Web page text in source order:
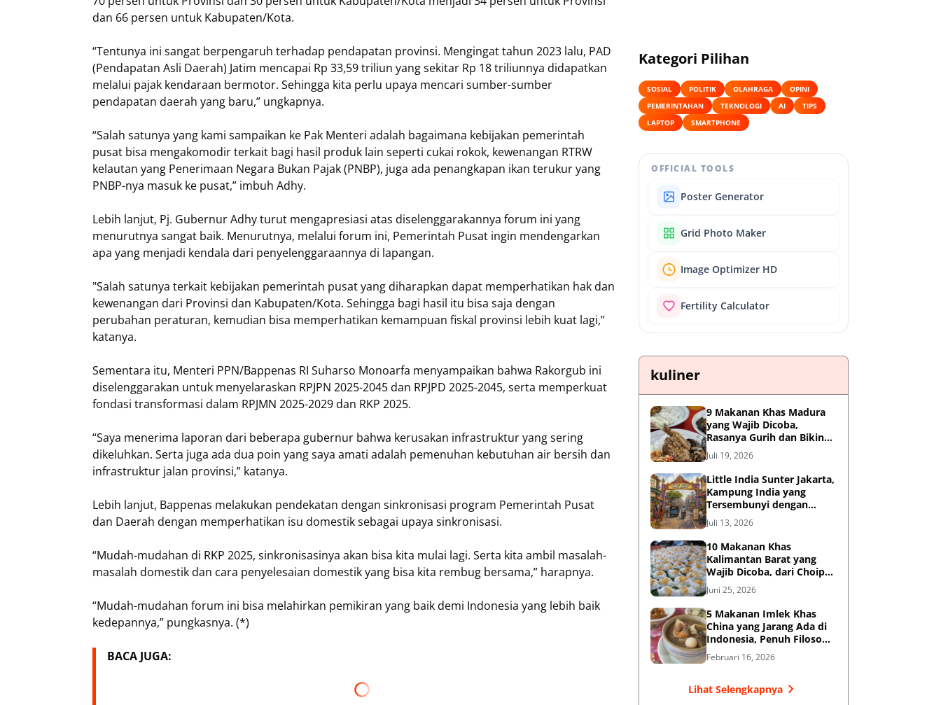
dan 66 persen untuk Kabupaten/Kota.
“Tentunya ini sangat berpengaruh terhadap pendapatan provinsi. Mengingat tahun 2023 lalu, PAD
(Pendapatan Asli Daerah) Jatim mencapai Rp 33,59 triliun yang sekitar Rp 18 triliunnya didapatkan
melalui pajak kendaraan bermotor. Sehingga kita perlu upaya mencari sumber-sumber
pendapatan daerah yang baru,” ungkapnya.
“Salah satunya yang kami sampaikan ke Pak Menteri adalah bagaimana kebijakan pemerintah
pusat bisa mengakomodir terkait bagi hasil produk lain seperti cukai rokok, kewenangan RTRW
kelautan yang Penerimaan Negara Bukan Pajak (PNBP), juga ada penangkapan ikan terukur yang
PNBP-nya masuk ke pusat,” imbuh Adhy.
Lebih lanjut, Pj. Gubernur Adhy turut mengapresiasi atas diselenggarakannya forum ini yang
menurutnya sangat baik. Menurutnya, melalui forum ini, Pemerintah Pusat ingin mendengarkan
apa yang menjadi kendala dari penyelenggaraannya di lapangan.
"Salah satunya terkait kebijakan pemerintah pusat yang diharapkan dapat memperhatikan hak dan
kewenangan dari Provinsi dan Kabupaten/Kota. Sehingga bagi hasil itu bisa saja dengan
perubahan peraturan, kemudian bisa memperhatikan kemampuan fiskal provinsi lebih kuat lagi,”
katanya.
Sementara itu, Menteri PPN/Bappenas RI Suharso Monoarfa menyampaikan bahwa Rakorgub ini
diselenggarakan untuk menyelaraskan RPJPN 2025-2045 dan RPJPD 2025-2045, serta memperkuat
fondasi transformasi dalam RPJMN 2025-2029 dan RKP 2025.
“Saya menerima laporan dari beberapa gubernur bahwa kerusakan infrastruktur yang sering
dikeluhkan. Serta juga ada dua poin yang saya amati adalah pemenuhan kebutuhan air bersih dan
infrastruktur jalan provinsi,” katanya.
Lebih lanjut, Bappenas melakukan pendekatan dengan sinkronisasi program Pemerintah Pusat
dan Daerah dengan memperhatikan isu domestik sebagai upaya sinkronisasi.
“Mudah-mudahan di RKP 2025, sinkronisasinya akan bisa kita mulai lagi. Serta kita ambil masalah-
masalah domestik dan cara penyelesaian domestik yang bisa kita rembug bersama,” harapnya.
“Mudah-mudahan forum ini bisa melahirkan pemikiran yang baik demi Indonesia yang lebih baik
kedepannya,” pungkasnya. (*)
BACA JUGA:
Kategori Pilihan
SOSIAL POLITIK OLAHRAGA
OPINI
PEMERINTAHAN
TEKNOLOGI AI
TIPS
LAPTOP
SMARTPHONE
OFFICIAL TOOLS
Poster Generator
Grid Photo Maker
Image Optimizer HD
Fertility Calculator
kuliner
9 Makanan Khas Madura
yang Wajib Dicoba,
Rasanya Gurih dan Bikin
Nagih
Juli 19, 2026
Little India Sunter Jakarta,
Kampung India yang
Tersembunyi dengan
Sejarah Panjang dan
Kuliner Autentik
Juli 13, 2026
10 Makanan Khas
Kalimantan Barat yang
Wajib Dicoba, dari Choipan
hingga Sotong Pangkong
Juni 25, 2026
5 Makanan Imlek Khas
China yang Jarang Ada di
Indonesia, Penuh Filosofi
Keberuntungan
Februari 16, 2026
Lihat Selengkapnya